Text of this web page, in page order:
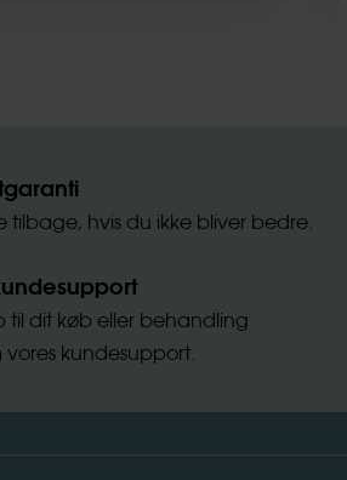
tilbage, hvis du ikke bliver bedre.
til dit køb eller behandling
kundesupport.